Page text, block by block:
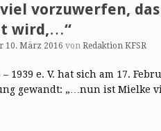
vorzuwerfen,
wird,…“
10. März 2016 von Redaktion KFSR
– 1939 e. V. hat sich am 17.
gewandt: „…nun ist Mielke